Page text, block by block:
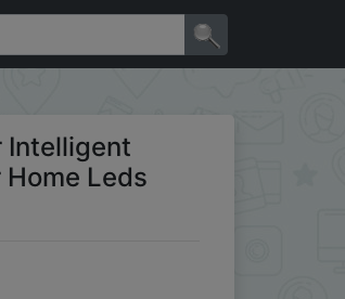
Wall Small Lights Bedroom
Intelligent
Leds